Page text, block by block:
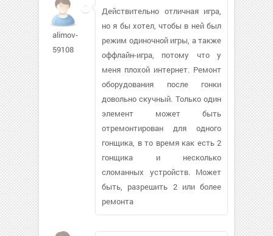
alimov-
59108
Действительно отличная игра,
но я бы хотел, чтобы в ней был
режим одиночной игры, а также
оффлайн-игра, потому что у
меня плохой интернет. Ремонт
оборудования после гонки
довольно скучный. Только один
элемент может быть
отремонтирован для одного
гонщика, в то время как есть 2
гонщика и несколько
сломанных устройств. Может
быть, разрешить 2 или более
ремонта